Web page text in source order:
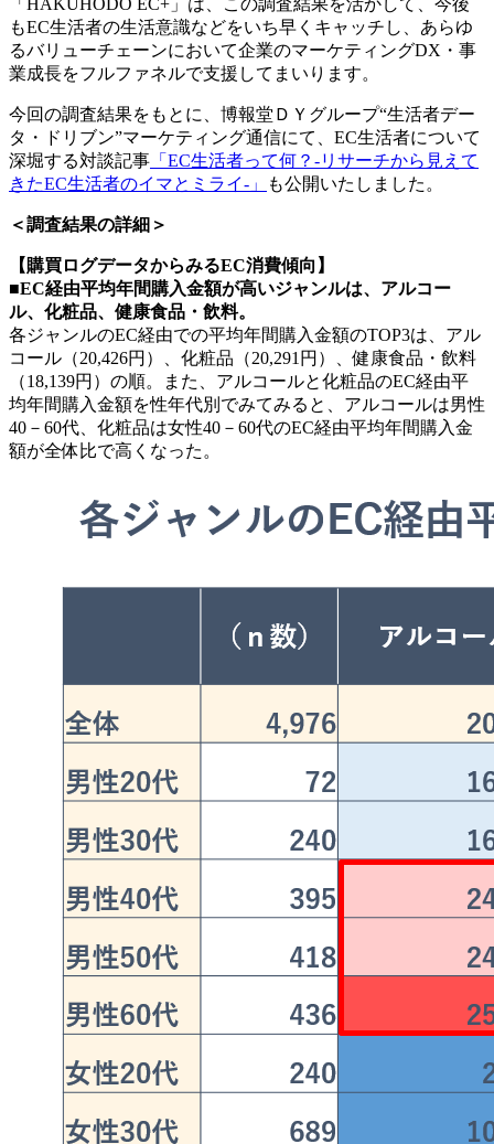
「HAKUHODO EC+」は、この調査結果を活かして、今後
もEC生活者の生活意識などをいち早くキャッチし、あらゆ
るバリューチェーンにおいて企業のマーケティングDX・事
業成長をフルファネルで支援してまいります。
今回の調査結果をもとに、博報堂ＤＹグループ“生活者デー
タ・ドリブン”マーケティング通信にて、EC生活者について
深堀する対談記事 「EC生活者って何？‐リサーチから見えて
きたEC生活者のイマとミライ-」
も公開いたしました。
＜調査結果の詳細＞
【購買ログデータからみるEC消費傾向】
■EC経由平均年間購入金額が高いジャンルは、アルコー
ル、化粧品、健康食品・飲料。
各ジャンルのEC経由での平均年間購入金額のTOP3は、アル
コール（20,426円）、化粧品（20,291円）、健康食品・飲料
（18,139円）の順。また、アルコールと化粧品のEC経由平
均年間購入金額を性年代別でみてみると、アルコールは男性
40－60代、化粧品は女性40－60代のEC経由平均年間購入金
額が全体比で高くなった。